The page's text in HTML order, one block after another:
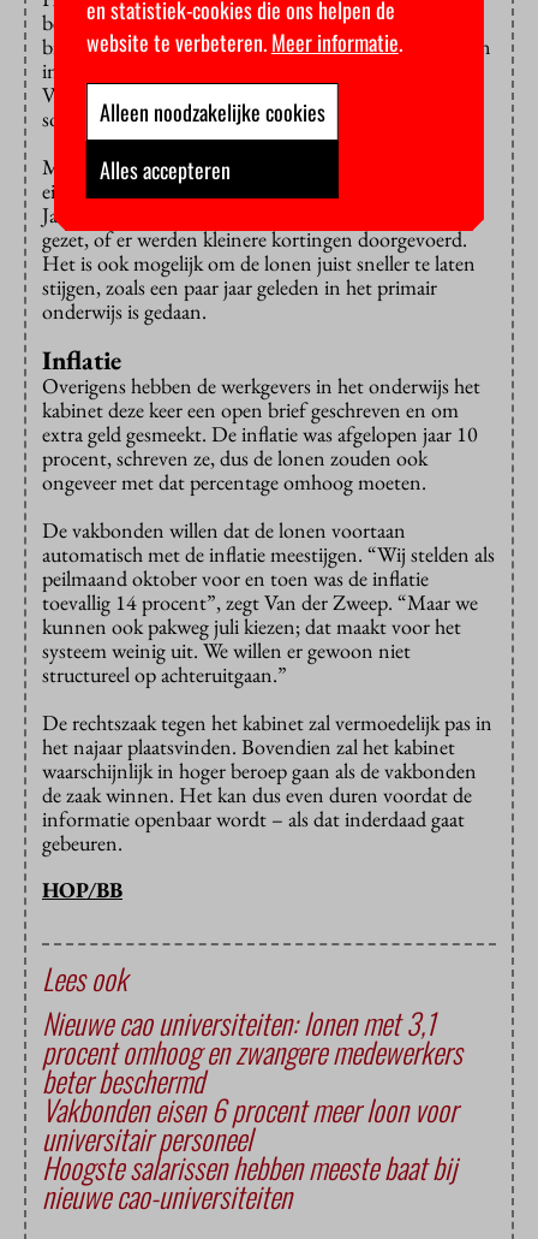
beslissingen over de loonruimte komt. Er wordt
bijvoorbeeld gekeken naar de verwachte loonstijgingen
in de marktsector (5,2 procent volgens het CPB).
Verder is er een vergoeding voor gestegen premies en
sociale lasten. Dat heet de ‘referentiesystematiek’.
Maar, zegt Van der Zweep, het kabinet kan ook
eigenhandig de loonruimte verkleinen of verruimen.
Jarenlang is het onderwijs bijvoorbeeld op de nullijn
gezet, of er werden kleinere kortingen doorgevoerd.
Het is ook mogelijk om de lonen juist sneller te laten
stijgen, zoals een paar jaar geleden in het primair
onderwijs is gedaan.
Inflatie
Overigens hebben de werkgevers in het onderwijs het
kabinet deze keer een open brief geschreven en om
extra geld gesmeekt. De inflatie was afgelopen jaar 10
procent, schreven ze, dus de lonen zouden ook
ongeveer met dat percentage omhoog moeten.
De vakbonden willen dat de lonen voortaan
automatisch met de inflatie meestijgen. “Wij stelden als
peilmaand oktober voor en toen was de inflatie
toevallig 14 procent”, zegt Van der Zweep. “Maar we
kunnen ook pakweg juli kiezen; dat maakt voor het
systeem weinig uit. We willen er gewoon niet
structureel op achteruitgaan.”
De rechtszaak tegen het kabinet zal vermoedelijk pas in
het najaar plaatsvinden. Bovendien zal het kabinet
waarschijnlijk in hoger beroep gaan als de vakbonden
de zaak winnen. Het kan dus even duren voordat de
informatie openbaar wordt – als dat inderdaad gaat
gebeuren.
HOP/BB
Lees ook
Nieuwe cao universiteiten: lonen met 3,1
procent omhoog en zwangere medewerkers
beter beschermd
Vakbonden eisen 6 procent meer loon voor
universitair personeel
Hoogste salarissen hebben meeste baat bij
nieuwe cao-universiteiten
en statistiek-cookies die ons helpen de
website te verbeteren.Meer informatie.
Alleen noodzakelijke cookies
Alles accepteren